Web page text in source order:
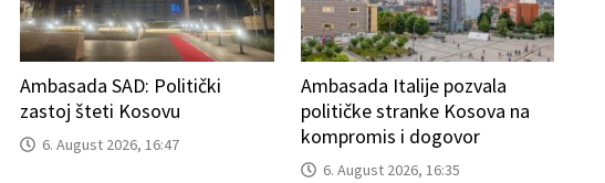
Ambasada SAD: Politički
zastoj šteti Kosovu
6. August 2026, 16:47
Ambasada Italije pozvala
političke stranke Kosova na
kompromis i dogovor
6. August 2026, 16:35